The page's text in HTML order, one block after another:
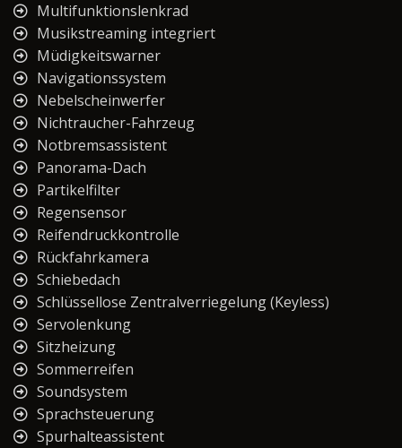
Multifunktionslenkrad
Musikstreaming integriert
Müdigkeitswarner
Navigationssystem
Nebelscheinwerfer
Nichtraucher-Fahrzeug
Notbremsassistent
Panorama-Dach
Partikelfilter
Regensensor
Reifendruckkontrolle
Rückfahrkamera
Schiebedach
Schlüssellose Zentralverriegelung (Keyless)
Servolenkung
Sitzheizung
Sommerreifen
Soundsystem
Sprachsteuerung
Spurhalteassistent